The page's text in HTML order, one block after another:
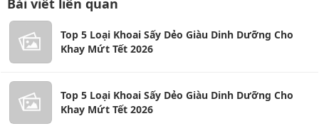
Bài viết liên quan
Top 5 Loại Khoai Sấy Dẻo Giàu Dinh Dưỡng Cho
Khay Mứt Tết 2026
Top 5 Loại Khoai Sấy Dẻo Giàu Dinh Dưỡng Cho
Khay Mứt Tết 2026